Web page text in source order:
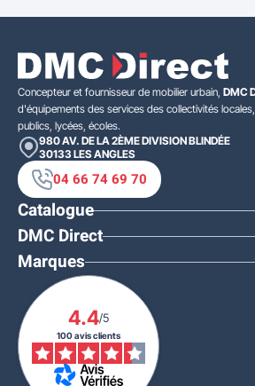
Concepteur et fournisseur de mobilier urbain, DMC
d'équipements des services des collectivités
publics, lycées, écoles.
980 AV. DE LA 2ÈME DIVISION BLINDÉE
30133 LES ANGLES
04 66 74 69 70
Catalogue
DMC Direct
Marques
4.4/5
100 avis clients